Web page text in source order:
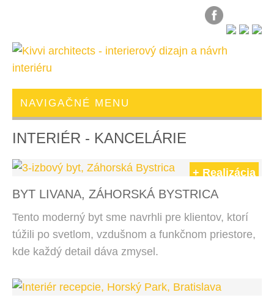
NAVIGAČNÉ MENU
INTERIÉR - KANCELÁRIE
+ Realizácia
BYT LIVANA, ZÁHORSKÁ BYSTRICA
Tento moderný byt sme navrhli pre klientov, ktorí
túžili po svetlom, vzdušnom a funkčnom priestore,
kde každý detail dáva zmysel.